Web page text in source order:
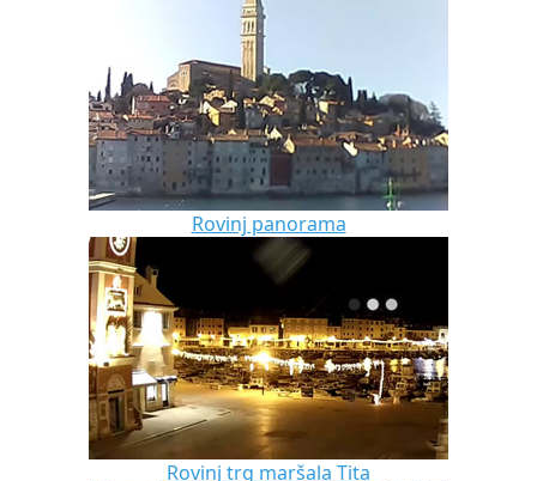
Rovinj panorama
Rovinj trg maršala Tita